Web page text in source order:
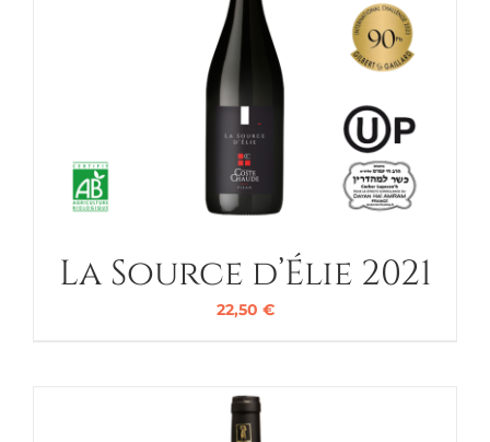
La Source d’Élie 2021
22,50 €